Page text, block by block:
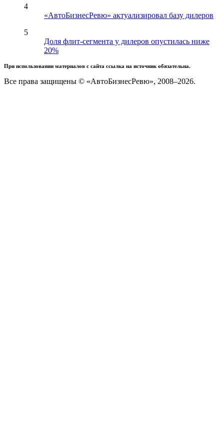
4
«АвтоБизнесРевю» актуализировал базу дилеров
5
Доля флит-сегмента у дилеров опустилась ниже
20%
При использовании материалов с сайта ссылка на источник обязательна.
Все права защищены © «АвтоБизнесРевю», 2008–2026.